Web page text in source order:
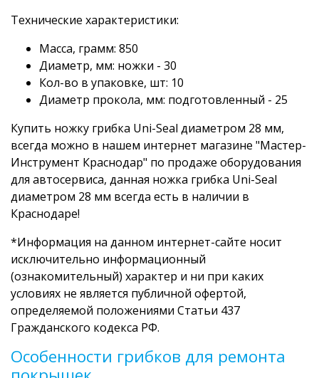
Технические характеристики:
Масса, грамм: 850
Диаметр, мм: ножки - 30
Кол-во в упаковке, шт: 10
Диаметр прокола, мм: подготовленный - 25
Купить ножку грибка Uni-Seal диаметром 28 мм,
всегда можно в нашем интернет магазине "Мастер-
Инструмент Краснодар" по продаже оборудования
для автосервиса, данная ножка грибка Uni-Seal
диаметром 28 мм всегда есть в наличии в
Краснодаре!
*Информация на данном интернет-сайте носит
исключительно информационный
(ознакомительный) характер и ни при каких
условиях не является публичной офертой,
определяемой положениями Статьи 437
Гражданского кодекса РФ.
Особенности грибков для ремонта